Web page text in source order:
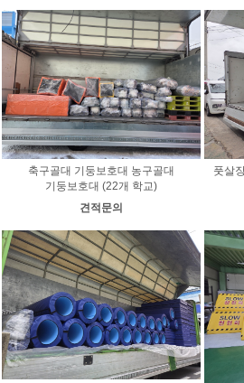
축구골대 기둥보호대 농구골대
기둥보호대 (22개 학교)
견적문의
풋살